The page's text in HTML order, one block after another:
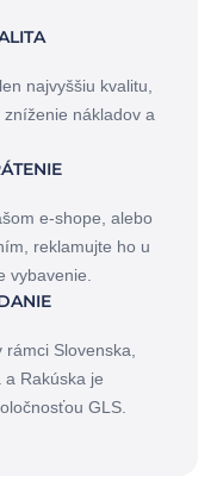
najvyššiu kvalitu,
nákladov a
e-shope, alebo
reklamujte ho u
vybavenie.
Slovenska,
a Rakúska je
GLS.